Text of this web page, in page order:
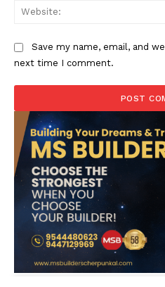
Save my name, email, and
next time I comment.